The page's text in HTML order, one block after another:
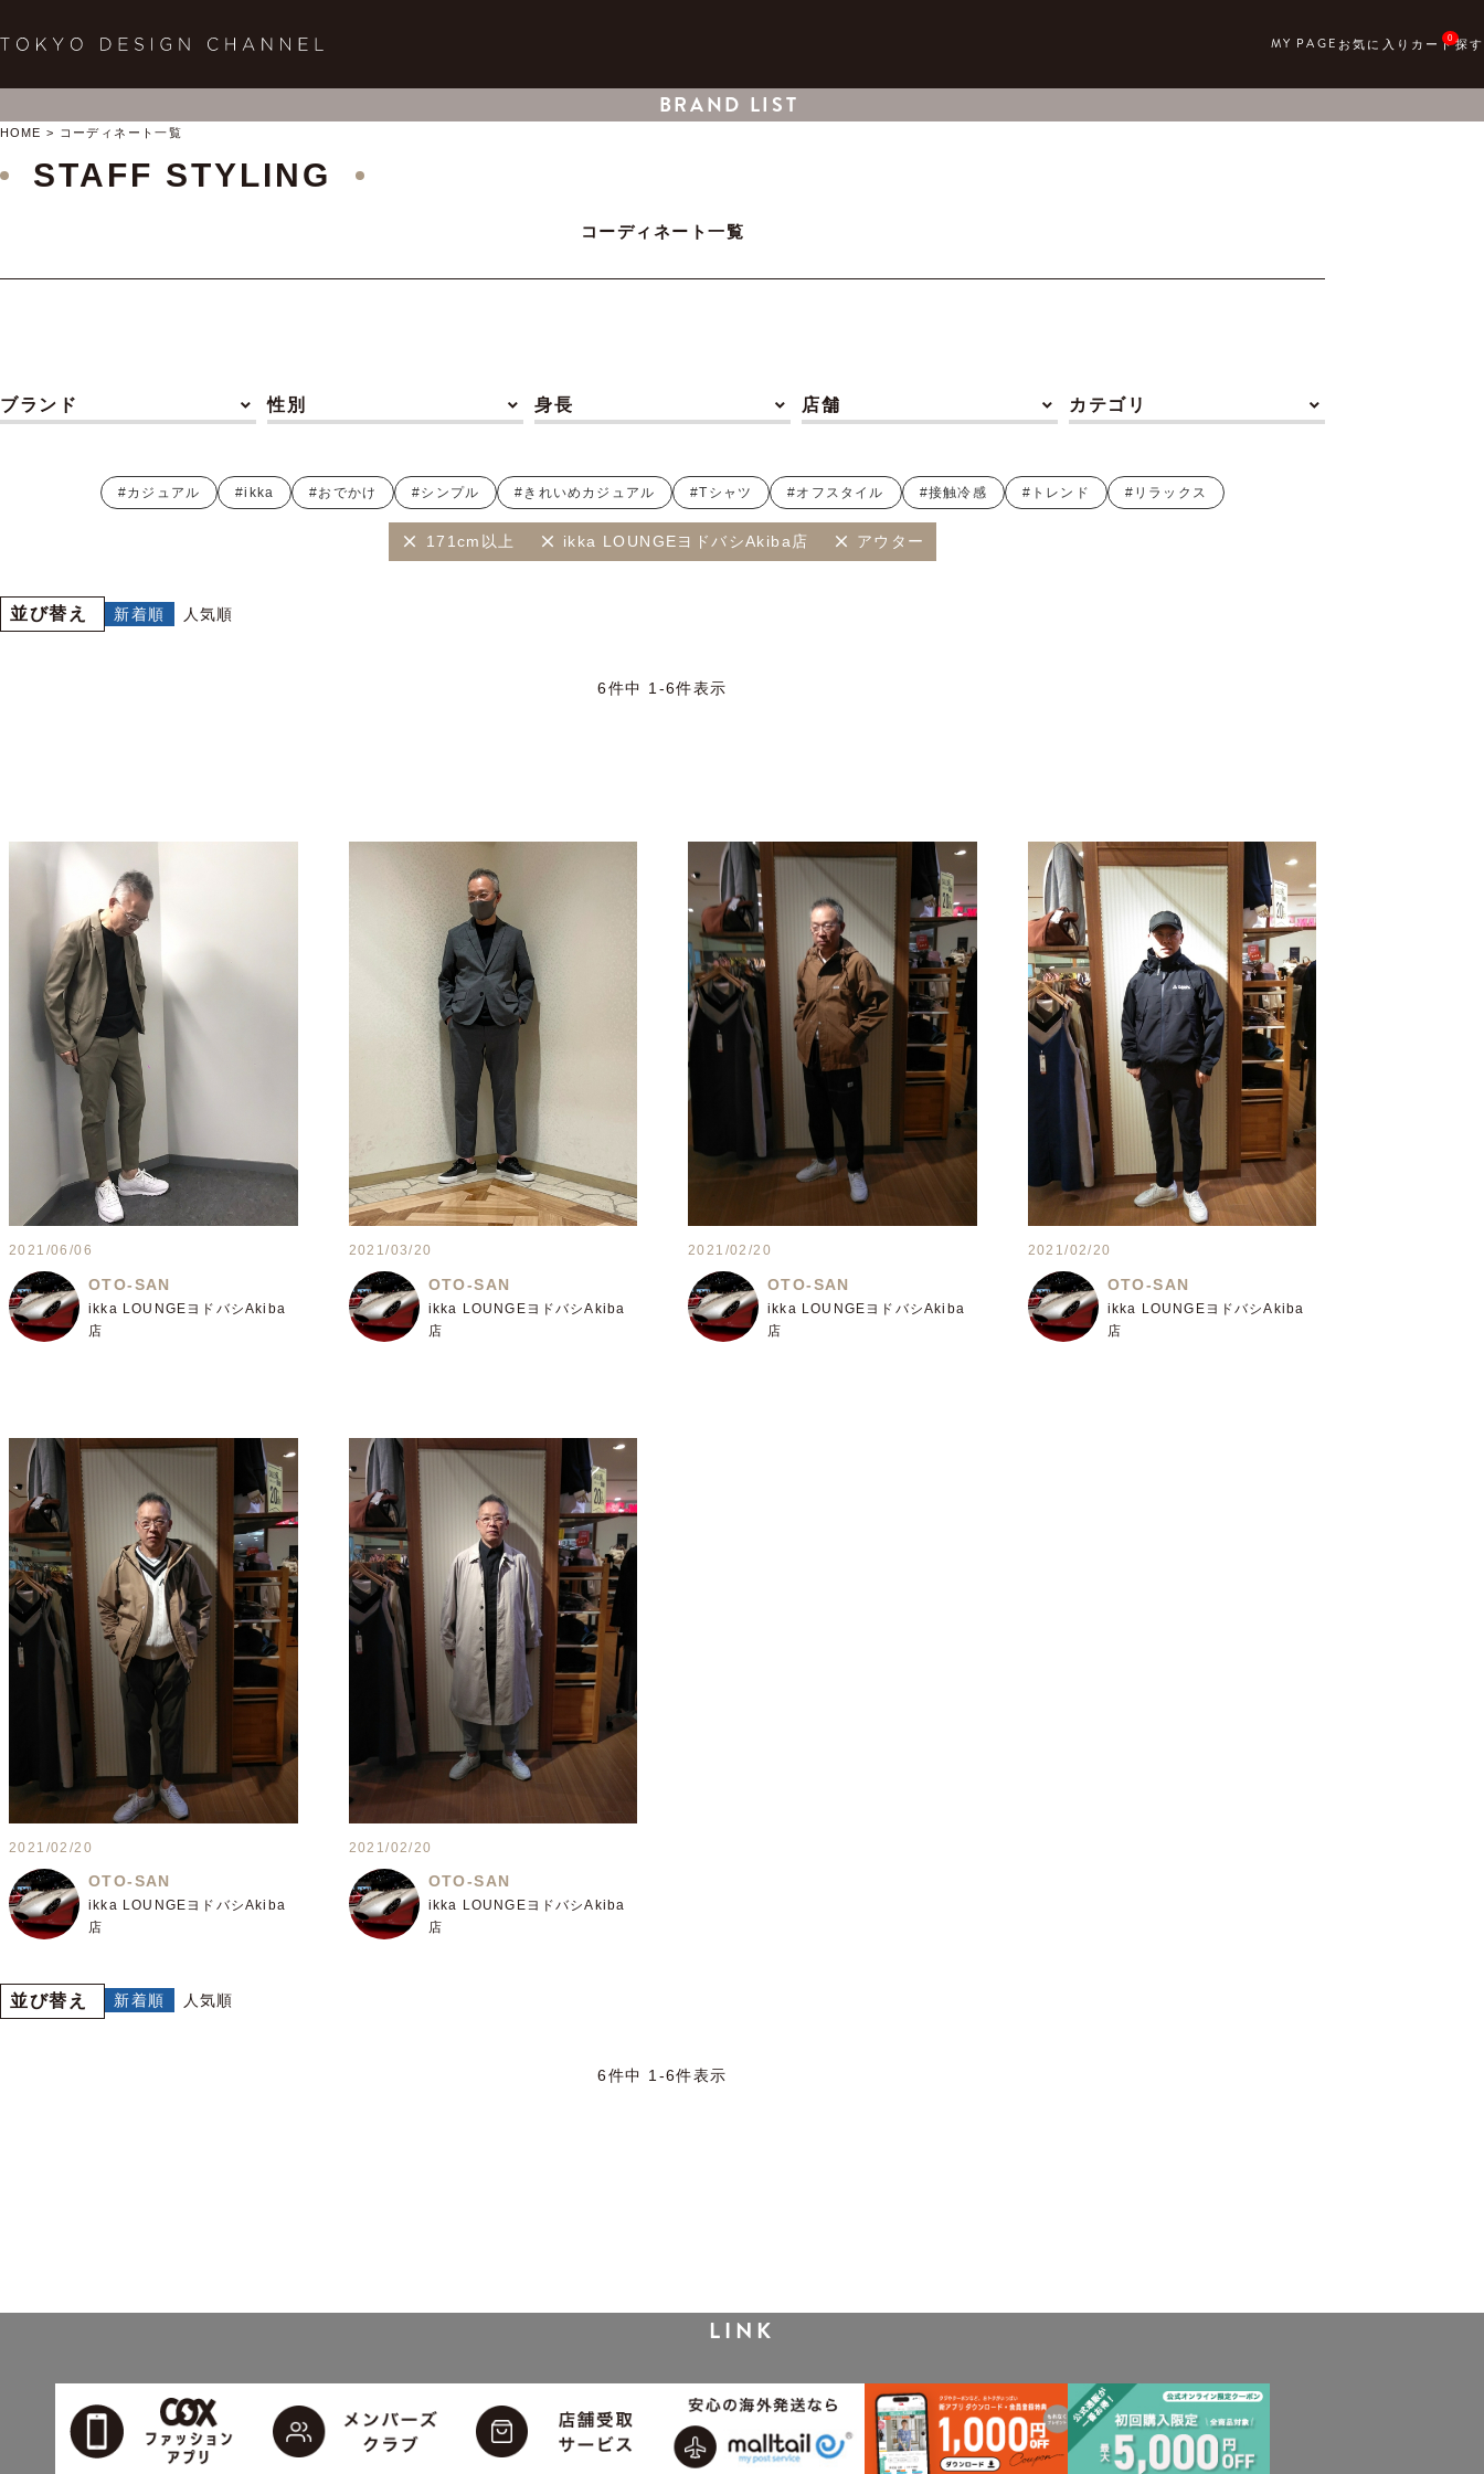
0
BRAND LIST
HOME コーディネート一覧
STAFF STYLING
コーディネート一覧
ブランド 性別 身長 店舗 カテゴリ
#カジュアル #ikka #おでかけ #シンプル #きれいめカジュアル #Tシャツ #オフスタイル #接触冷感 #トレンド #リラックス
171cm以上 ikka LOUNGEヨドバシAkiba店 アウター
並び替え 新着順 人気順
6件中 1 -6件表示
2021/06/06
OTO-SAN
ikka LOUNGEヨドバシAkiba
店
2021/03/20
OTO-SAN
ikka LOUNGEヨドバシAkiba
店
2021/02/20
OTO-SAN
ikka LOUNGEヨドバシAkiba
店
2021/02/20
OTO-SAN
ikka LOUNGEヨドバシAkiba
店
2021/02/20
OTO-SAN
ikka LOUNGEヨドバシAkiba
店
2021/02/20
OTO-SAN
ikka LOUNGEヨドバシAkiba
店
並び替え 新着順 人気順
6件中 1 -6件表示
LINK